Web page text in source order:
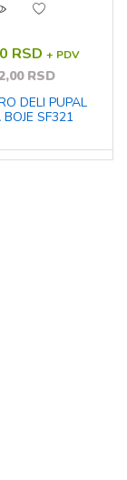
RSD + PDV
RSD
DELI PUPAL
BOJE SF321